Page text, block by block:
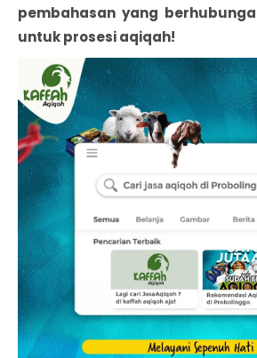
pembahasan yang
untuk prosesi aqiqah!